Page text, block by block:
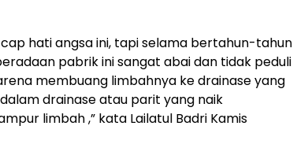
hati angsa ini, tapi selama bertahun-tahun
pabrik ini sangat abai dan tidak peduli
membuang limbahnya ke drainase yang
drainase atau parit yang naik
limbah ,” kata Lailatul Badri Kamis